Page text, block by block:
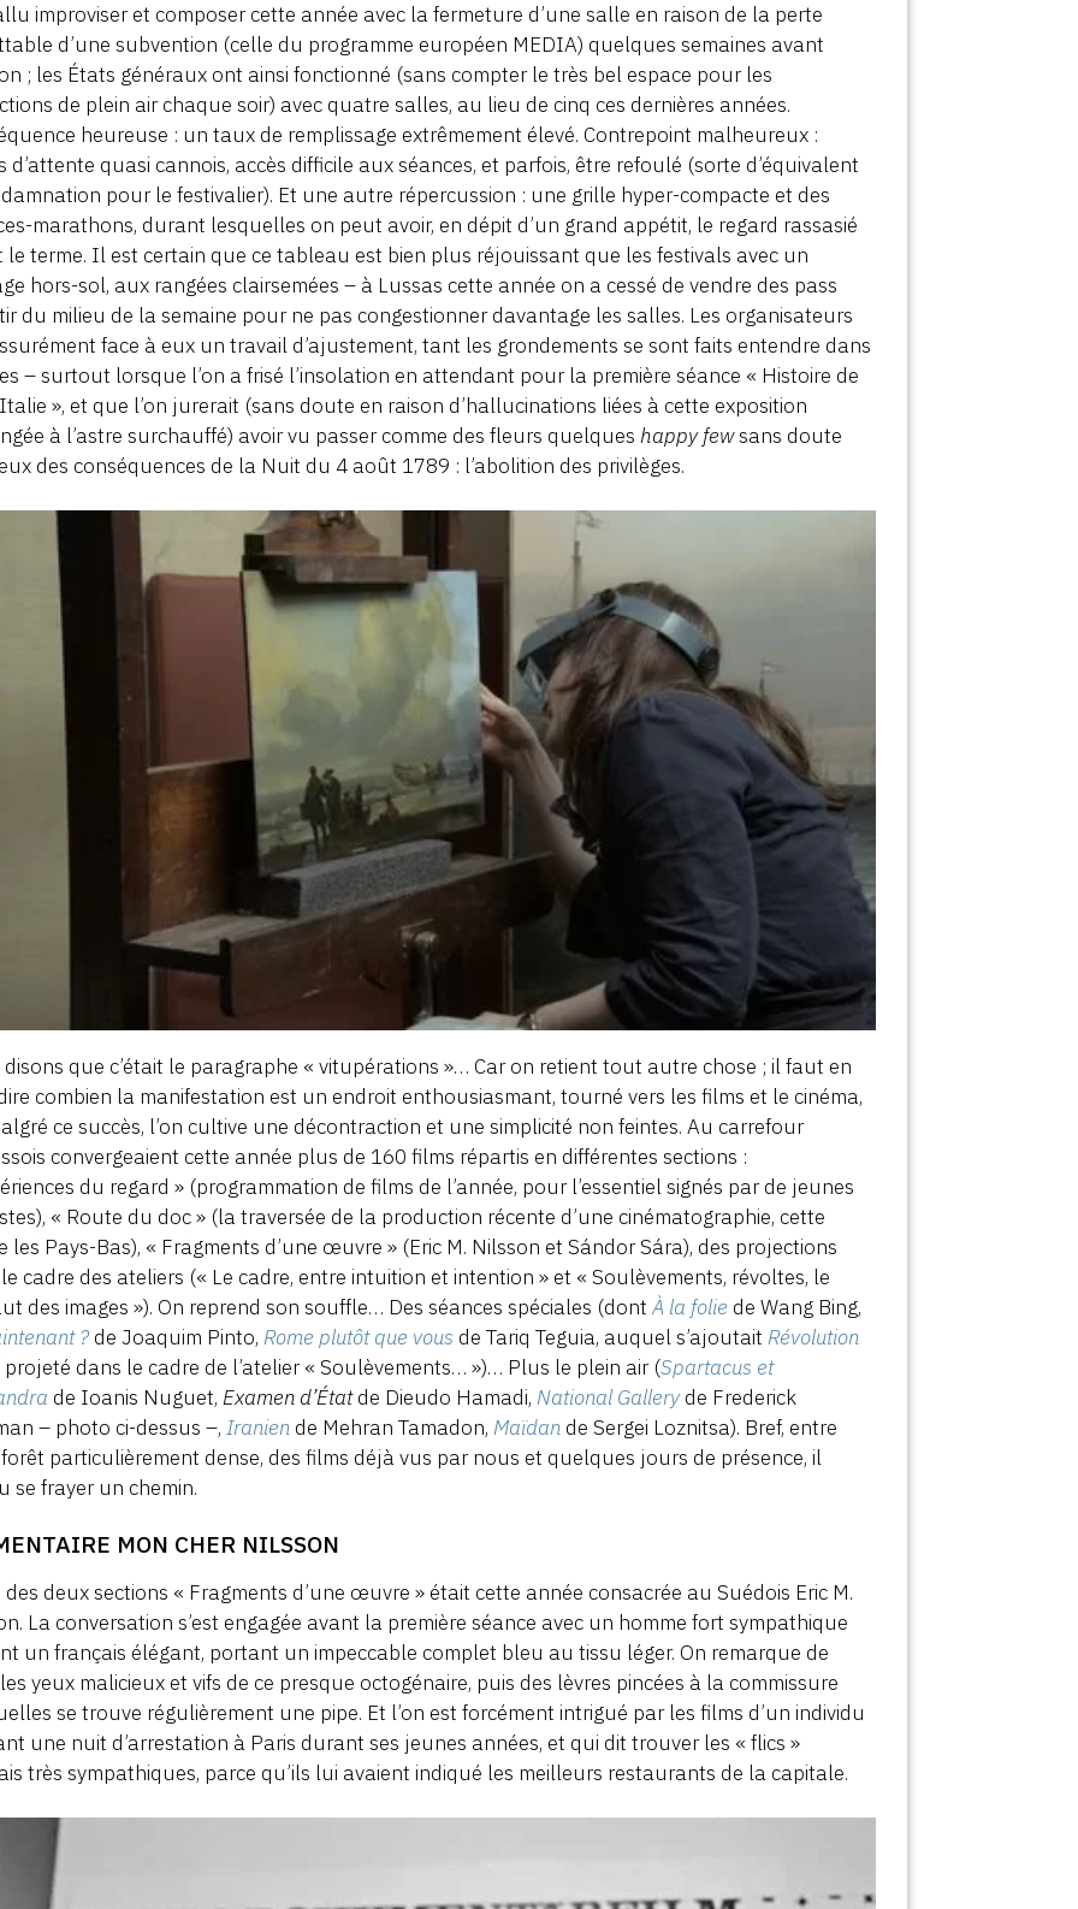
improviser et composer cette année avec la fermeture d’une salle en raison de la perte
d’une subvention (celle du programme européen MEDIA) quelques semaines avant
; les États généraux ont ainsi fonctionné (sans compter le très bel espace pour les
de plein air chaque soir) avec quatre salles, au lieu de cinq ces dernières années.
heureuse : un taux de remplissage extrêmement élevé. Contrepoint malheureux :
d’attente quasi cannois, accès difficile aux séances, et parfois, être refoulé (sorte d’équivalent
pour le festivalier). Et une autre répercussion : une grille hyper-compacte et des
marathons, durant lesquelles on peut avoir, en dépit d’un grand appétit, le regard rassasié
le terme. Il est certain que ce tableau est bien plus réjouissant que les festivals avec un
hors-sol, aux rangées clairsemées – à Lussas cette année on a cessé de vendre des pass
du milieu de la semaine pour ne pas congestionner davantage les salles. Les organisateurs
face à eux un travail d’ajustement, tant les grondements se sont faits entendre dans
– surtout lorsque l’on a frisé l’insolation en attendant pour la première séance « Histoire de
», et que l’on jurerait (sans doute en raison d’hallucinations liées à cette exposition
à l’astre surchauffé) avoir vu passer comme des fleurs quelqueshappy fewsans doute
des conséquences de la Nuit du 4 août 1789 : l’abolition des privilèges.
disons que c’était le paragraphe « vitupérations »… Car on retient tout autre chose ; il faut en
combien la manifestation est un endroit enthousiasmant, tourné vers les films et le cinéma,
ce succès, l’on cultive une décontraction et une simplicité non feintes. Au carrefour
convergeaient cette année plus de 160 films répartis en différentes sections :
du regard » (programmation de films de l’année, pour l’essentiel signés par de jeunes
« Route du doc » (la traversée de la production récente d’une cinématographie, cette
les Pays-Bas), « Fragments d’une œuvre » (Eric M. Nilsson et Sándor Sára), des projections
cadre des ateliers (« Le cadre, entre intuition et intention » et « Soulèvements, révoltes, le
des images »). On reprend son souffle… Des séances spéciales (dontÀ la folie de Wang Bing,
? de Joaquim Pinto,Rome plutôt que vous de Tariq Teguia, auquel s’ajoutaitRévolution
projeté dans le cadre de l’atelier « Soulèvements… »)… Plus le plein air (Spartacus et
de Ioanis Nuguet,Examen d’Étatde Dieudo Hamadi,National Galleryde Frederick
– photo ci-dessus –,Iranien de Mehran Tamadon,Maïdan de Sergei Loznitsa). Bref, entre
particulièrement dense, des films déjà vus par nous et quelques jours de présence, il
se frayer un chemin.
MON CHER NILSSON
des deux sections « Fragments d’une œuvre » était cette année consacrée au Suédois Eric M.
La conversation s’est engagée avant la première séance avec un homme fort sympathique
un français élégant, portant un impeccable complet bleu au tissu léger. On remarque de
yeux malicieux et vifs de ce presque octogénaire, puis des lèvres pincées à la commissure
se trouve régulièrement une pipe. Et l’on est forcément intrigué par les films d’un individu
une nuit d’arrestation à Paris durant ses jeunes années, et qui dit trouver les « flics »
très sympathiques, parce qu’ils lui avaient indiqué les meilleurs restaurants de la capitale.